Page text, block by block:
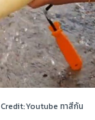
Credit:Youtube ทาสีกัน